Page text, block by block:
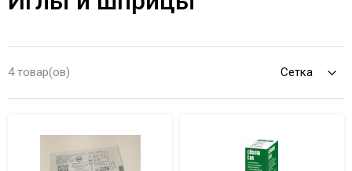
4 товар(ов)